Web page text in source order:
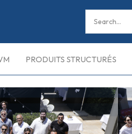
PRODUITS STRUCTURÉS